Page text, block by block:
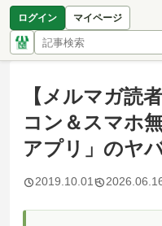
ログイン マイページ
【メルマガ読
コン＆スマホ
アプリ」のヤ
2019.10.01